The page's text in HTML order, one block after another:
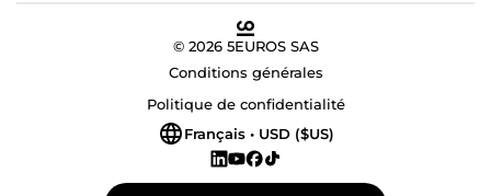
© 2026 5EUROS SAS
Conditions générales
Politique de confidentialité
Français • USD ($US)